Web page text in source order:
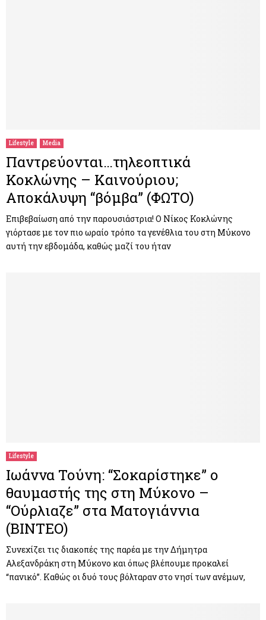
Lifestyle Media
Παντρεύονται…τηλεοπτικά
Κοκλώνης – Καινούριου;
Αποκάλυψη “βόμβα” (ΦΩΤΟ)
Επιβεβαίωση από την παρουσιάστρια! Ο Νίκος Κοκλώνης
γιόρτασε με τον πιο ωραίο τρόπο τα γενέθλια του στη Μύκονο
αυτή την εβδομάδα, καθώς μαζί του ήταν
Lifestyle
Ιωάννα Τούνη: “Σοκαρίστηκε” ο
θαυμαστής της στη Μύκονο –
“Ούρλιαζε” στα Ματογιάννια
(ΒΙΝΤΕΟ)
Συνεχίζει τις διακοπές της παρέα με την Δήμητρα
Αλεξανδράκη στη Μύκονο και όπως βλέπουμε προκαλεί
“πανικό”. Καθώς οι δυό τους βόλταραν στο νησί των ανέμων,